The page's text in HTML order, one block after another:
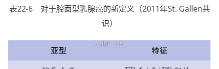
表22-6 对于腔面型乳腺癌的新定义（2011年St. Gallen共
识）